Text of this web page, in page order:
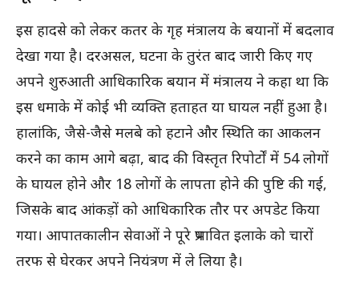
इस हादसे को लेकर कतर के गृह मंत्रालय के बयानों में बदलाव
देखा गया है। दरअसल, घटना के तुरंत बाद जारी किए गए
अपने शुरुआती आधिकारिक बयान में मंत्रालय ने कहा था कि
इस धमाके में कोई भी व्यक्ति हताहत या घायल नहीं हुआ है।
हालांकि, जैसे-जैसे मलबे को हटाने और स्थिति का आकलन
करने का काम आगे बढ़ा, बाद की विस्तृत रिपोर्टों में 54 लोगों
के घायल होने और 18 लोगों के लापता होने की पुष्टि की गई,
जिसके बाद आंकड़ों को आधिकारिक तौर पर अपडेट किया
गया। आपातकालीन सेवाओं ने पूरे प्रभावित इलाके को चारों
तरफ से घेरकर अपने नियंत्रण में ले लिया है।